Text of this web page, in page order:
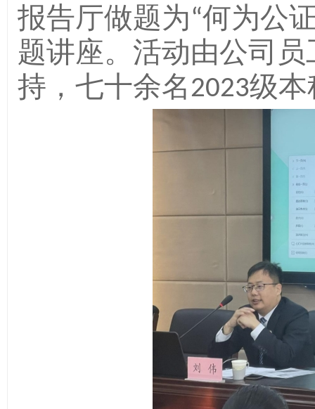
报告厅做题为“何为公
题讲座。活动由公司
持，七十余名2023级本